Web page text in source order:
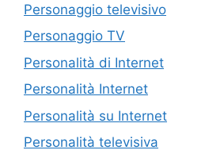
Personaggio televisivo
Personaggio TV
Personalità di Internet
Personalità Internet
Personalità su Internet
Personalità televisiva